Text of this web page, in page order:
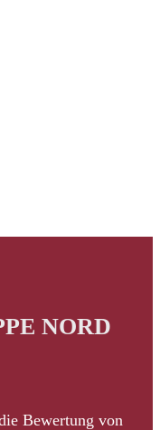
NORD
Bewertung von